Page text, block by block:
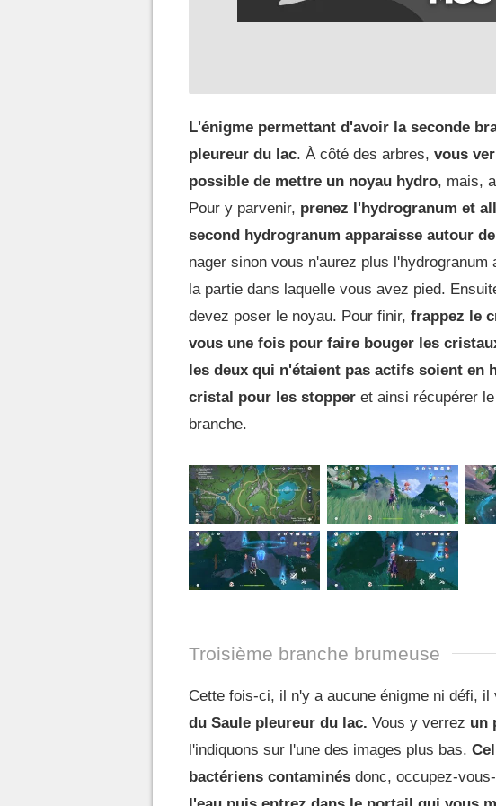
L'énigme permettant d'avoir la seconde
pleureur du lac. À côté des arbres, vous
possible de mettre un noyau hydro, mais,
Pour y parvenir, prenez l'hydrogranum et
second hydrogranum apparaisse autour
nager sinon vous n'aurez plus
la partie dans laquelle vous avez pied.
devez poser le noyau. Pour finir, frappez le
vous une fois pour faire bouger les
les deux qui n'étaient pas actifs soient en
cristal pour les stopper et ainsi récupérer
branche.
Troisième branche brumeuse
Cette fois-ci, il n'y a aucune énigme ni défi, il
du Saule pleureur du lac. Vous y verrez un
l'indiquons sur l'une des images plus bas.
bactériens contaminés donc, occupez-